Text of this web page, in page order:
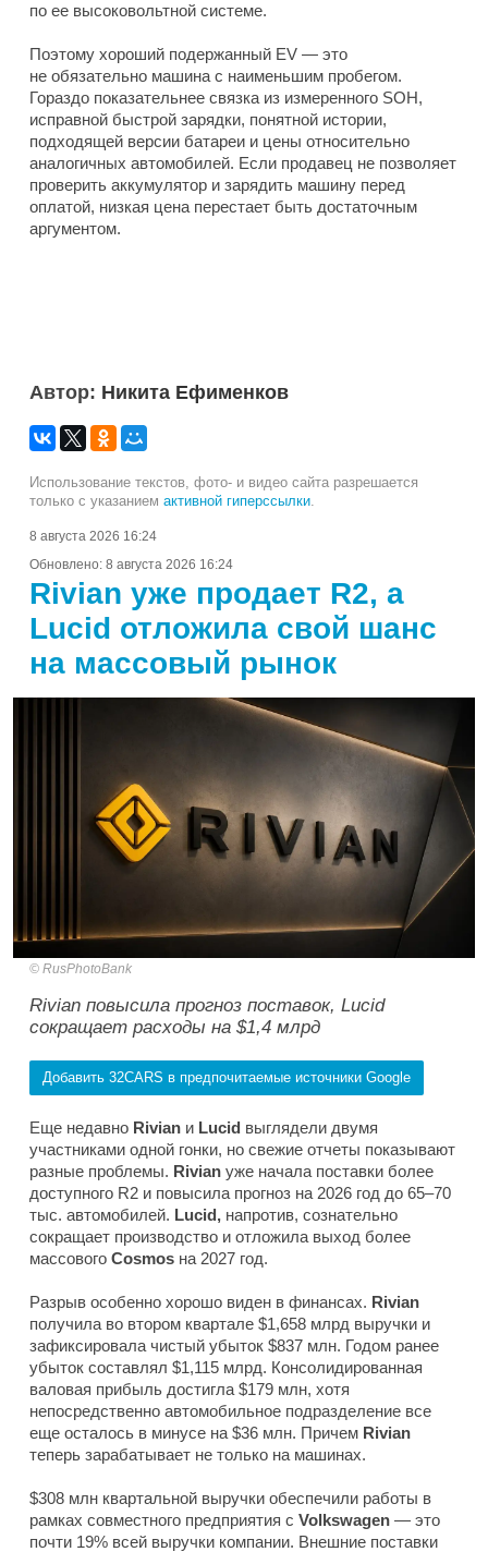
по ее высоковольтной системе.
Поэтому хороший подержанный EV — это
не обязательно машина с наименьшим пробегом.
Гораздо показательнее связка из измеренного SOH,
исправной быстрой зарядки, понятной истории,
подходящей версии батареи и цены относительно
аналогичных автомобилей. Если продавец не позволяет
проверить аккумулятор и зарядить машину перед
оплатой, низкая цена перестает быть достаточным
аргументом.
Автор: Никита Ефименков
Использование текстов, фото- и видео сайта разрешается
только с указанием активной гиперссылки.
8 августа 2026 16:24
Обновлено: 8 августа 2026 16:24
Rivian уже продает R2, а
Lucid отложила свой шанс
на массовый рынок
RusPhotoBank
Rivian повысила прогноз поставок, Lucid
сокращает расходы на $1,4 млрд
Добавить 32CARS в предпочитаемые источники Google
Еще недавно Rivian и Lucid выглядели двумя
участниками одной гонки, но свежие отчеты показывают
разные проблемы. Rivian уже начала поставки более
доступного R2 и повысила прогноз на 2026 год до 65–70
тыс. автомобилей. Lucid, напротив, сознательно
сокращает производство и отложила выход более
массового Cosmos на 2027 год.
Разрыв особенно хорошо виден в финансах. Rivian
получила во втором квартале $1,658 млрд выручки и
зафиксировала чистый убыток $837 млн. Годом ранее
убыток составлял $1,115 млрд. Консолидированная
валовая прибыль достигла $179 млн, хотя
непосредственно автомобильное подразделение все
еще осталось в минусе на $36 млн. Причем Rivian
теперь зарабатывает не только на машинах.
$308 млн квартальной выручки обеспечили работы в
рамках совместного предприятия с Volkswagen — это
почти 19% всей выручки компании. Внешние поставки